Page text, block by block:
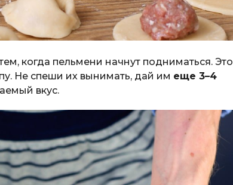
когда пельмени начнут подниматься. Это
Не спеши их вынимать, дай им еще 3–4
вкус.